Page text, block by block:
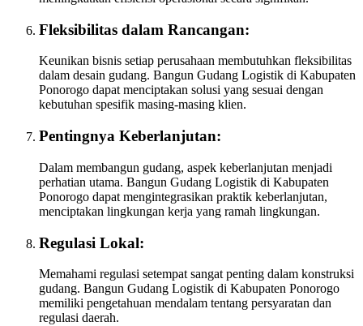
Fleksibilitas dalam Rancangan:
Keunikan bisnis setiap perusahaan membutuhkan fleksibilitas
dalam desain gudang. Bangun Gudang Logistik di Kabupaten
Ponorogo dapat menciptakan solusi yang sesuai dengan
kebutuhan spesifik masing-masing klien.
Pentingnya Keberlanjutan:
Dalam membangun gudang, aspek keberlanjutan menjadi
perhatian utama. Bangun Gudang Logistik di Kabupaten
Ponorogo dapat mengintegrasikan praktik keberlanjutan,
menciptakan lingkungan kerja yang ramah lingkungan.
Regulasi Lokal:
Memahami regulasi setempat sangat penting dalam konstruksi
gudang. Bangun Gudang Logistik di Kabupaten Ponorogo
memiliki pengetahuan mendalam tentang persyaratan dan
regulasi daerah.